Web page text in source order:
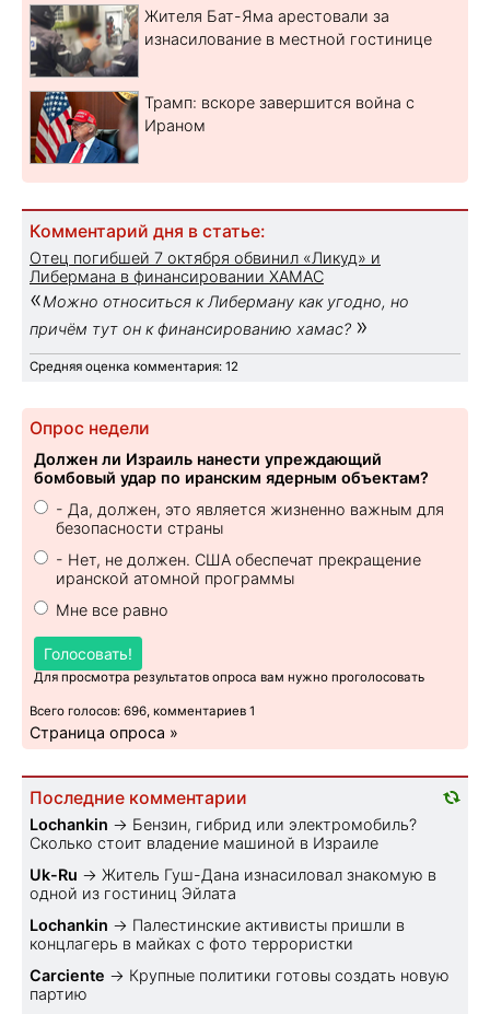
Жителя Бат-Яма арестовали за
изнасилование в местной гостинице
Трамп: вскоре завершится война с
Ираном
Комментарий дня в статье:
Отец погибшей 7 октября обвинил «Ликуд» и
Либермана в финансировании ХАМАС
«Можно относиться к Либерману как угодно, но
причём тут он к финансированию хамас? »
Средняя оценка комментария: 12
Опрос недели
Должен ли Израиль нанести упреждающий
бомбовый удар по иранским ядерным объектам?
- Да, должен, это является жизненно важным для
безопасности страны
- Нет, не должен. США обеспечат прекращение
иранской атомной программы
Мне все равно
Голосовать!
Для просмотра результатов опроса вам нужно проголосовать
Всего голосов: 696, комментариев 1
Страница опроса »
Последние комментарии
Lochankin → Бензин, гибрид или электромобиль?
Cколько стоит владение машиной в Израиле
Uk-Ru → Житель Гуш-Дана изнасиловал знакомую в
одной из гостиниц Эйлата
Lochankin → Палестинские активисты пришли в
концлагерь в майках с фото террористки
Carciente → Крупные политики готовы создать новую
партию